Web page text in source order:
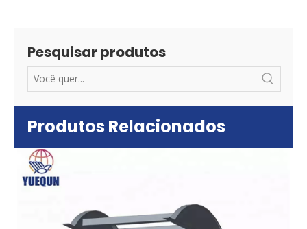
Pesquisar produtos
Produtos Relacionados